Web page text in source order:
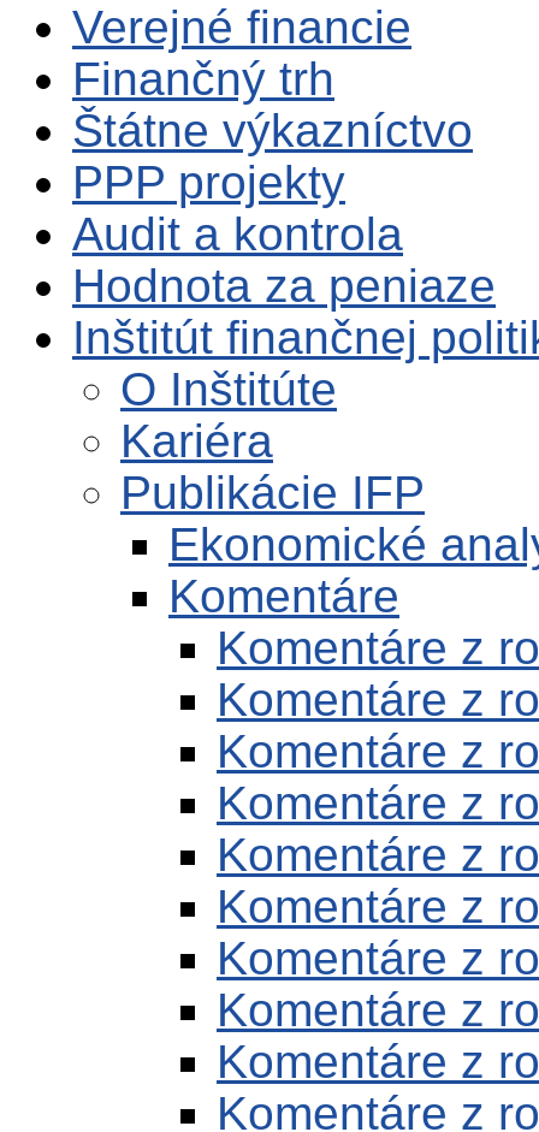
Verejné financie
Finančný trh
Štátne výkazníctvo
PPP projekty
Audit a kontrola
Hodnota za peniaze
Inštitút finančnej
O Inštitúte
Kariéra
Publikácie IFP
Ekonomické
Komentáre
Komentáre z
Komentáre z
Komentáre z
Komentáre z
Komentáre z
Komentáre z
Komentáre z
Komentáre z
Komentáre z
Komentáre z